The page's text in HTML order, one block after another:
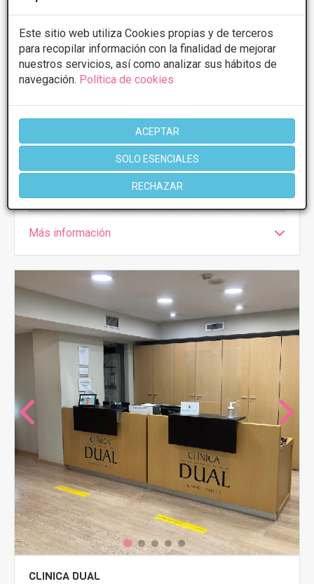
Este sitio web utiliza Cookies propias y de terceros
para recopilar información con la finalidad de mejorar
nuestros servicios, así como analizar sus hábitos de
navegación. Política de cookies
ACEPTAR
SOLO ESENCIALES
RECHAZAR
PRIMERA CONSULTA GRATUITA
Láser lipólisis
Desde 2000€
10:00 - 20:00
Martes
10:00 - 20:00
10:00 - 20:00
Jueves
10:00 - 20:00
10:00 - 20:00
Más información
CLINICA DUAL